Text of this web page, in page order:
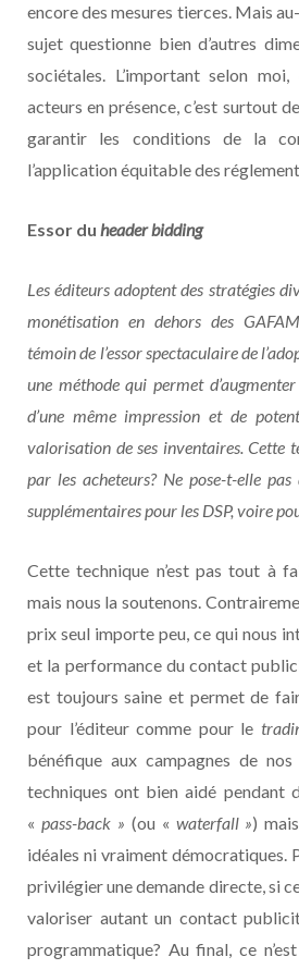
encore des mesures tierces. Mais
sujet questionne bien d’autres
sociétales. L’important selon
acteurs en présence, c’est surtout
garantir les conditions de la
l’application équitable des
Essor du header bidding
Les éditeurs adoptent des stratégies
monétisation en dehors des
témoin de l’essor spectaculaire de
une méthode qui permet
d’une même impression et de
valorisation de ses inventaires. Cette
par les acheteurs? Ne pose-t-elle
supplémentaires pour les DSP, voire
Cette technique n’est pas tout à
mais nous la soutenons.
prix seul importe peu, ce qui nous
et la performance du contact
est toujours saine et permet de
pour l’éditeur comme pour le
bénéfique aux campagnes de nos
techniques ont bien aidé pendant
« pass-back » (ou « waterfall »)
idéales ni vraiment démocratiques.
privilégier une demande directe, si
valoriser autant un contact
programmatique? Au final, ce